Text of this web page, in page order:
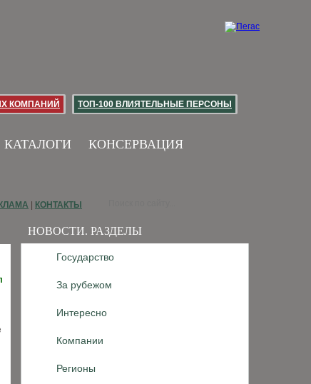
КОМПАНИЙ ТОП-100 ВЛИЯТЕЛЬНЫЕ ПЕРСОНЫ
КАТАЛОГИ КОНСЕРВАЦИЯ
НОВОСТИ. РАЗДЕЛЫ
Государство
За рубежом
Интересно
Компании
Регионы
КОНТАКТЫ